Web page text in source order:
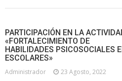
PARTICIPACIÓN EN LA
«FORTALECIMIENTO DE
HABILIDADES PSICOSOCIALES
ESCOLARES»
Administrador 23 Agosto, 2022